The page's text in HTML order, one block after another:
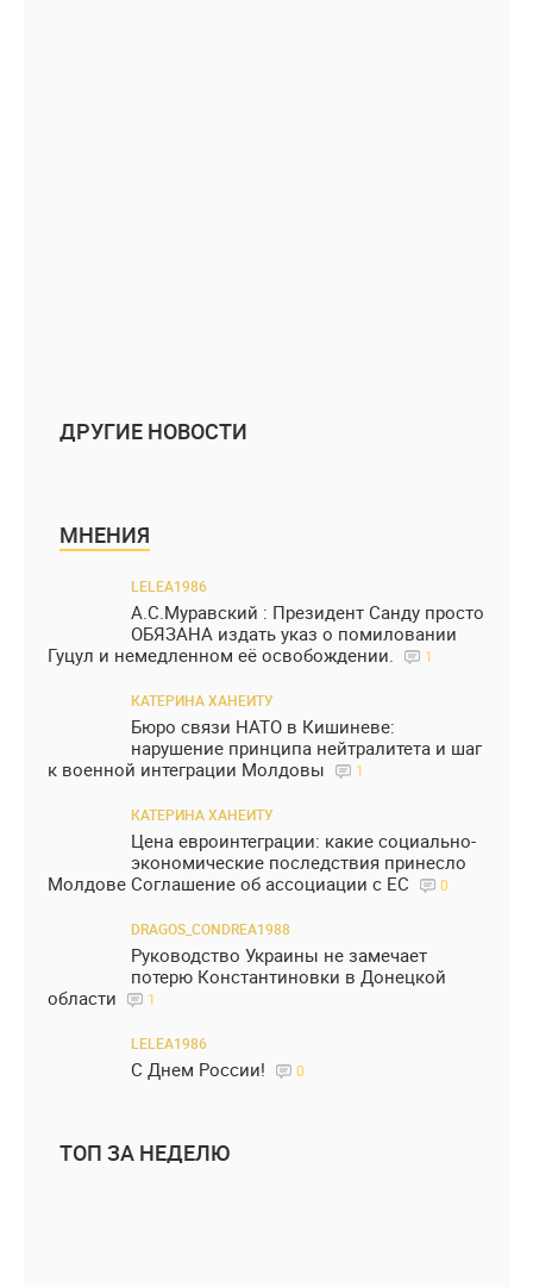
ДРУГИЕ НОВОСТИ
МНЕНИЯ
LELEA1986
А.С.Муравский : Президент Санду просто
ОБЯЗАНА издать указ о помиловании
Гуцул и немедленном её освобождении.
1
КАТЕРИНА ХАНЕИТУ
Бюро связи НАТО в Кишиневе:
нарушение принципа нейтралитета и шаг
к военной интеграции Молдовы
1
КАТЕРИНА ХАНЕИТУ
Цена евроинтеграции: какие социально-
экономические последствия принесло
Молдове Соглашение об ассоциации с ЕС
0
DRAGOS_CONDREA1988
Руководство Украины не замечает
потерю Константиновки в Донецкой
области
1
LELEA1986
С Днем России! 0
ТОП ЗА НЕДЕЛЮ